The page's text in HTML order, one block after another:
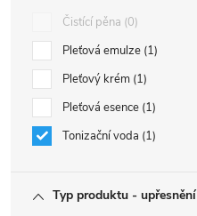
Čistící pěna 0
Pleťová emulze 1
Pleťový krém 1
Pleťová esence 1
Tonizační voda 1
Typ produktu - upřesnění